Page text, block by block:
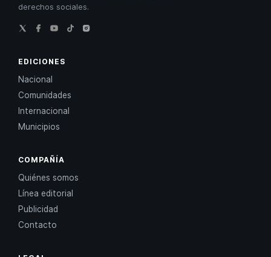
derechos sociales.
EDICIONES
Nacional
Comunidades
Internacional
Municipios
COMPAÑÍA
Quiénes somos
Línea editorial
Publicidad
Contacto